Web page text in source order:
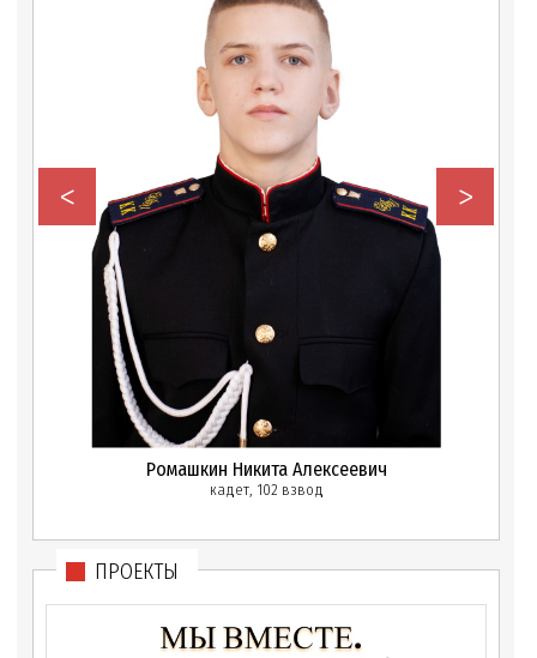
Ромашкин Никита Алексеевич
кадет, 102 взвод
< >
ПРОЕКТЫ